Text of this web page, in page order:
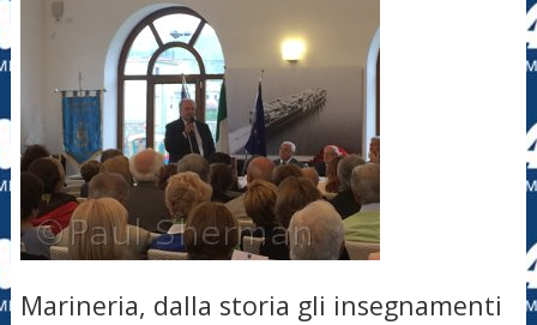
Marineria, dalla storia gli insegnamenti